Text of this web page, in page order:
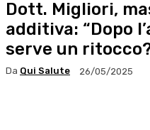
Dott. Migliori,
additiva: “Dopo
serve un
Da Qui Salute 26/05/2025